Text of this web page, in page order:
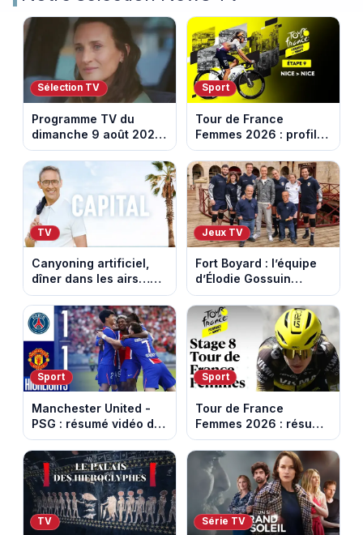
Sélection TV
Programme TV du
dimanche 9 août 2026
: notre sélection pour
votre soirée télé
Sport
Tour de France
Femmes 2026 : profil
et horaires de la
dernière étape à Nice
TV
Canyoning artificiel,
dîner dans les airs…
les loisirs les plus fous
passés au crible dans
Capital
Jeux TV
Fort Boyard : l’équipe
d’Élodie Gossuin
termine avec une belle
somme pour l'Unicef et
le Refuge
Sport
Manchester United -
PSG : résumé vidéo du
match amical du 8 août
2026
Sport
Tour de France
Femmes 2026 : résumé
vidéo de la 9e étape
entre Sisteron et Nice
TV Série TV